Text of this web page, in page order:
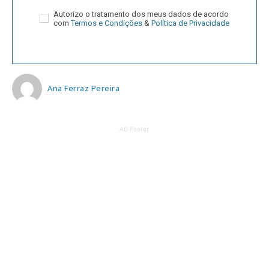
Autorizo o tratamento dos meus dados de acordo
comTermos e Condições & Política de Privacidade
Ana Ferraz Pereira
AD Footer